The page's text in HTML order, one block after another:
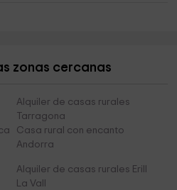
zonas cercanas
Alquiler de casas rurales
Tarragona
Casa rural con encanto
Andorra
Alquiler de casas rurales Erill
La Vall